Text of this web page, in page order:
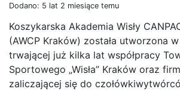
Dodano: 5 lat 2 miesiące temu
Koszykarska Akademia Wisły
(AWCP Kraków) została utworzona
trwającej już kilka lat współpracy
Sportowego „Wisła” Kraków oraz
zaliczającej się do